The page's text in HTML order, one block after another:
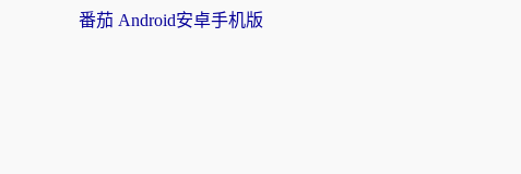
番茄 Android安卓手机版